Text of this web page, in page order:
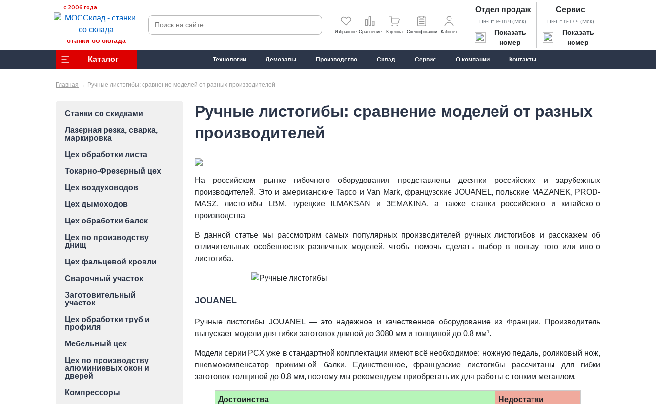
с 2006 года
станки со склада
Избранное Сравнение Корзина Спецификации Кабинет
Отдел продаж
Пн-Пт 9-18 ч (Мск)
Показать
номер
Сервис
Пн-Пт 8-17 ч (Мск)
Показать
номер
Каталог Технологии Демозалы Производство Склад Сервис О компании Контакты
Главная → Ручные листогибы: сравнение моделей от разных производителей
Станки со скидками
Лазерная резка, сварка,
маркировка
Цех обработки листа
Токарно-Фрезерный цех
Цех воздуховодов
Цех дымоходов
Цех обработки балок
Цех по производству
днищ
Цех фальцевой кровли
Сварочный участок
Заготовительный
участок
Цех обработки труб и
профиля
Мебельный цех
Цех по производству
алюминиевых окон и
дверей
Компрессоры
Ручные листогибы: сравнение моделей от разных
производителей
На российском рынке гибочного оборудования представлены десятки российских и зарубежных
производителей. Это и американские Tapco и Van Mark, французские JOUANEL, польские MAZANEK, PROD-
MASZ, листогибы LBM, турецкие ILMAKSAN и 3EMAKINA, а также станки российского и китайского
производства.
В данной статье мы рассмотрим самых популярных производителей ручных листогибов и расскажем об
отличительных особенностях различных моделей, чтобы помочь сделать выбор в пользу того или иного
листогиба.
JOUANEL
Ручные листогибы JOUANEL — это надежное и качественное оборудование из Франции. Производитель
выпускает модели для гибки заготовок длиной до 3080 мм и толщиной до 0.8 мм¹.
Модели серии PCX уже в стандартной комплектации имеют всё необходимое: ножную педаль, роликовый нож,
пневмокомпенсатор прижимной балки. Единственное, французские листогибы рассчитаны для гибки
заготовок толщиной до 0.8 мм, поэтому мы рекомендуем приобретать их для работы с тонким металлом.
Достоинства Недостатки